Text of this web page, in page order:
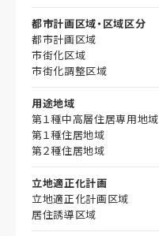
都市計画区域・区域区分
都市計画区域
市街化区域
市街化調整区域
用途地域
第１種中高層住居専用地域
第１種住居地域
第２種住居地域
立地適正化計画
立地適正化計画区域
居住誘導区域